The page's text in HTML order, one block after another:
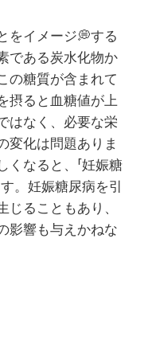
をイメージ💭する
である炭水化物か
の糖質が含まれて
摂ると血糖値が上
はなく、必要な栄
変化は問題ありま
なると、「妊娠糖
。妊娠糖尿病を引
ることもあり、
影響も与えかねな